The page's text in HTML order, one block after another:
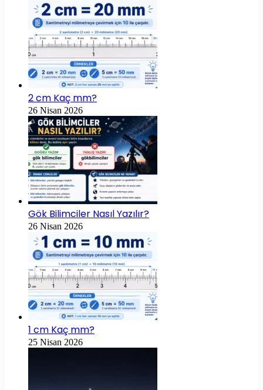
2 cm Kaç mm?
26 Nisan 2026
Gök Bilimciler Nasıl Yazılır?
26 Nisan 2026
1 cm Kaç mm?
25 Nisan 2026